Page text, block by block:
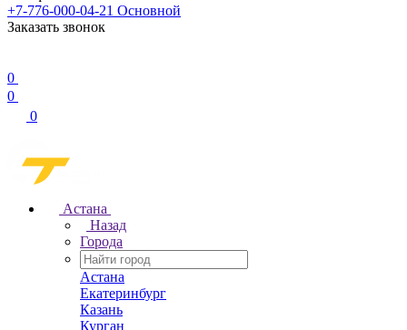
+7-776-000-04-21 Основной
Заказать звонок
0
0
0
Астана
Назад
Города
Астана
Екатеринбург
Казань
Курган